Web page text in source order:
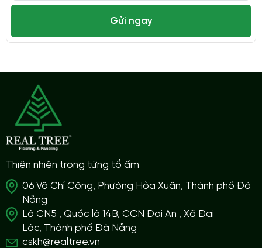
Gửi ngay
Thiên nhiên trong từng tổ ấm
06 Võ Chí Công, Phường Hòa Xuân, Thành phố Đà
Nẵng
Lô CN5 , Quốc lộ 14B, CCN Đại An , Xã Đại
Lộc, Thành phố Đà Nẵng
cskh@realtree.vn